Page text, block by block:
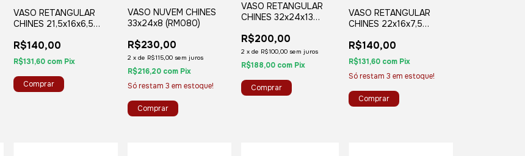
VASO RETANGULAR
CHINES 21,5x16x6,5
R$140,00
R$131,60 com Pix
VASO NUVEM CHINES
33x24x8 (RM080)
R$230,00
2 x de R$115,00 sem juros
R$216,20 com Pix
Só restam 3 em estoque!
VASO RETANGULAR
CHINES 32x24x13
R$200,00
2 x de R$100,00 sem juros
R$188,00 com Pix
VASO RETANGULAR
CHINES 22x16x7,5
R$140,00
R$131,60 com Pix
Só restam 3 em estoque!